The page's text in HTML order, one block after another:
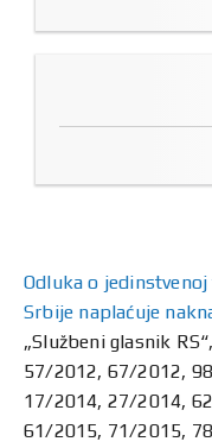
Odluka o
Srbije naplaćuje
„Službeni glasnik
57/2012, 67/2012,
17/2014, 27/2014,
61/2015, 71/2015,